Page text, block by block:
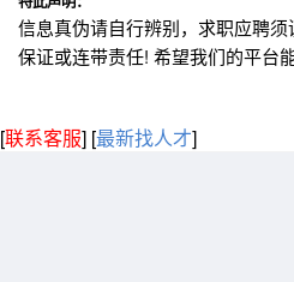
信息真伪请自行辨别，求职应聘
保证或连带责任! 希望我们的平台
[联系客服] [最新找人才]